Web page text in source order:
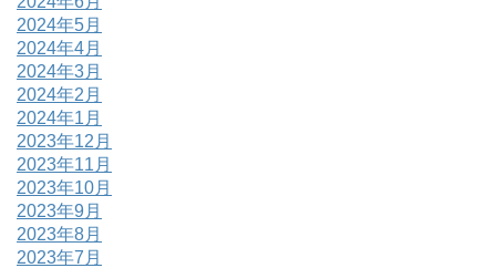
2024年5月
2024年4月
2024年3月
2024年2月
2024年1月
2023年12月
2023年11月
2023年10月
2023年9月
2023年8月
2023年7月